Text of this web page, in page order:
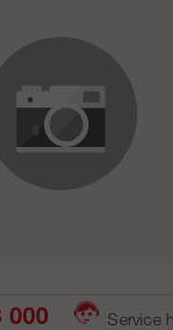
000
Service